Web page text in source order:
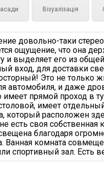
Візуалізація
довольно-таки
ощущение, что она
и выделяет его из
вход, для доставки
Это не
автомобиля, и даже
имеет прямой проход в
имеет
который расположен
есть своя собственная
благодаря
Ванная комната
спортивный зал. Есть